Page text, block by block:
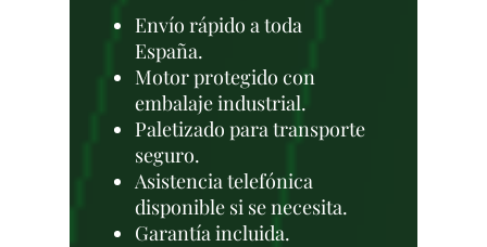
Envío rápido a toda
España.
Motor protegido con
embalaje industrial.
Paletizado para transporte
seguro.
Asistencia telefónica
disponible si se necesita.
Garantía incluida.